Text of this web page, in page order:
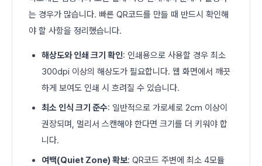
는 경우가 많습니다. 빠른 QR코드를 만들 때 반드시 확인해
야 할 사항을 정리했습니다.
해상도와 인쇄 크기 확인: 인쇄용으로 사용할 경우 최소
300dpi 이상의 해상도가 필요합니다. 웹 화면에서 깨끗
하게 보여도 인쇄 시 흐려질 수 있습니다.
최소 인식 크기 준수: 일반적으로 가로세로 2cm 이상이
권장되며, 멀리서 스캔해야 한다면 크기를 더 키워야 합
니다.
여백(Quiet Zone) 확보: QR코드 주변에 최소 4모듈